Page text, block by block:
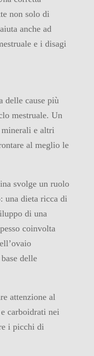
non solo di
anche ad
e i disagi
delle cause più
mestruale. Un
e altri
al meglio le
svolge un ruolo
una dieta ricca di
di una
coinvolta
delle
attenzione al
carboidrati nei
i picchi di